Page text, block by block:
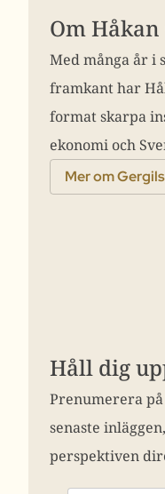
Om
Med många år i
framkant har
format skarpa
ekonomi och
Mer om Gergils
Håll dig
Prenumerera
senaste
perspektiven